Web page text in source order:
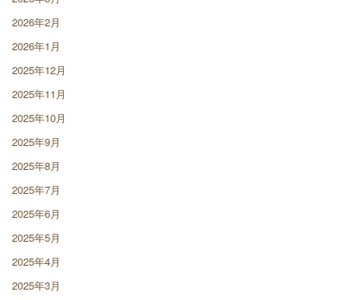
2026年2月
2026年1月
2025年12月
2025年11月
2025年10月
2025年9月
2025年8月
2025年7月
2025年6月
2025年5月
2025年4月
2025年3月